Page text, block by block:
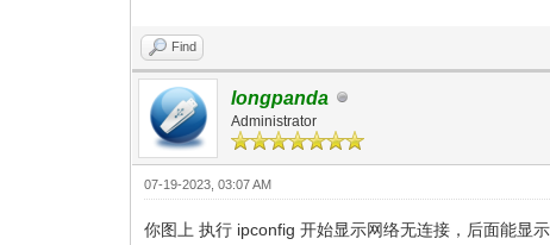
Find
longpanda
Administrator
07-19-2023, 03:07 AM
你图上 执行 ipconfig 开始显示网络无连接，后面能显